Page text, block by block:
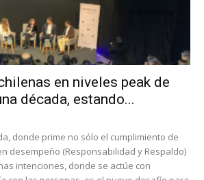
en niveles peak de
década, estando...
donde prime no sólo el cumplimiento de
desempeño (Responsabilidad y Respaldo)
intenciones, donde se actúe con